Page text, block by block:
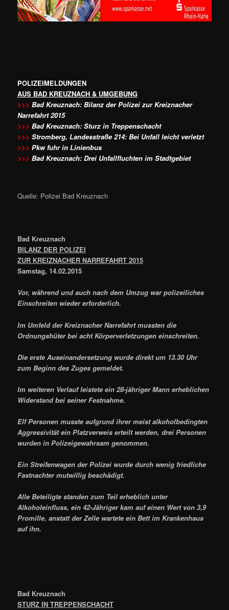
POLIZEIMELDUNGEN
AUS BAD KREUZNACH & UMGEBUNG
>>> Bad Kreuznach: Bilanz der Polizei zur Kreiznacher
Narrefahrt 2015
>>> Bad Kreuznach: Sturz in Treppenschacht
>>> Stromberg, Landesstraße 214: Bei Unfall leicht verletzt
>>> Pkw fuhr in Linienbus
>>> Bad Kreuznach: Drei Unfallfluchten im Stadtgebiet
Quelle: Polizei Bad Kreuznach
Bad Kreuznach
BILANZ DER POLIZEI
ZUR KREIZNACHER NARREFAHRT 2015
Samstag, 14.02.2015
Vor, während und auch nach dem Umzug war polizeiliches
Einschreiten wieder erforderlich.
Im Umfeld der Kreiznacher Narrefahrt mussten die
Ordnungshüter bei acht Körperverletzungen einschreiten.
Die erste Auseinandersetzung wurde direkt um 13.30 Uhr
zum Beginn des Zuges gemeldet.
Im weiteren Verlauf leistete ein 28-jähriger Mann erheblichen
Widerstand bei seiner Festnahme.
Elf Personen musste aufgrund ihrer meist alkoholbedingten
Aggressivität ein Platzverweis erteilt werden, drei Personen
wurden in Polizeigewahrsam genommen.
Ein Streifenwagen der Polizei wurde durch wenig friedliche
Fastnachter mutwillig beschädigt.
Alle Beteiligte standen zum Teil erheblich unter
Alkoholeinfluss, ein 42-Jähriger kam auf einen Wert von 3,9
Promille, anstatt der Zelle wartete ein Bett im Krankenhaus
auf ihn.
Bad Kreuznach
STURZ IN TREPPENSCHACHT